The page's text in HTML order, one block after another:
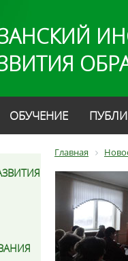
ОБУЧЕНИЕ
Главная